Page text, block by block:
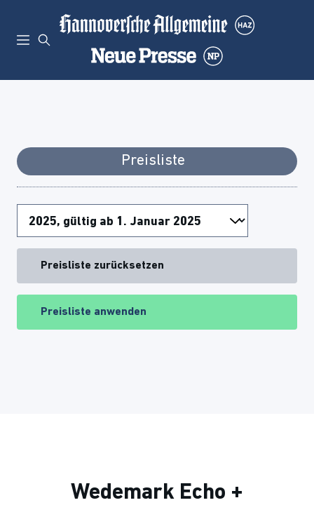
Preisliste
Preisliste zurücksetzen
Preisliste anwenden
Wedemark Echo +